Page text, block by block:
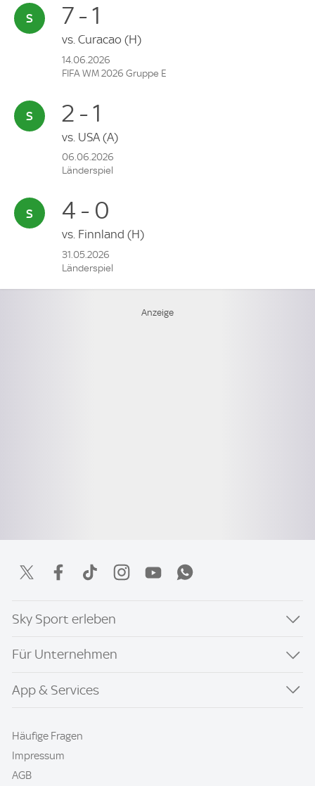
7 - 1
vs. Curacao (H)
14.06.2026
FIFA WM 2026 Gruppe E
2 - 1
vs. USA (A)
06.06.2026
Länderspiel
4 - 0
vs. Finnland (H)
31.05.2026
Länderspiel
Sky Sport erleben
Für Unternehmen
App & Services
Häufige Fragen
Impressum
AGB